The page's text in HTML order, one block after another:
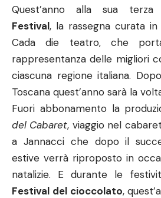
Quest’anno alla sua terza
Festival, la rassegna curata
Cada die teatro, che
rappresentanza delle migliori
ciascuna regione italiana.
Toscana quest’anno sarà la
Fuori abbonamento la
del Cabaret, viaggio nel
a Jannacci che dopo il
estive verrà riproposto in
natalizie. E durante le
Festival del cioccolato,